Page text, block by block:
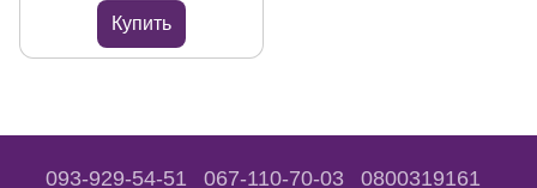
Купить
093-929-54-51 067-110-70-03 0800319161